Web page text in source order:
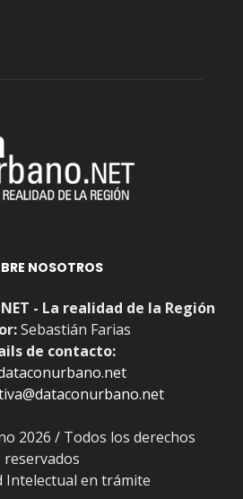
NOSOTROS
- La realidad de la Región
Sebastián Farias
de contacto:
2026 / Todos los derechos
reservados
Intelectual en trámite